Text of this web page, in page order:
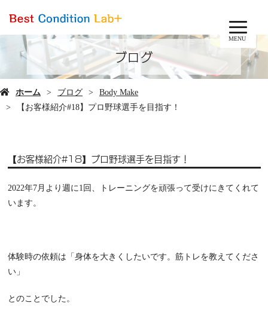
MENU
ブログ
ホーム ブログ
Body Make
【お客様紹介#18】プロ野球選手を目指す！
【お客様紹介#18】プロ野球選手を目指す！
2022年7月より週に1回、トレーニングを頑張って受けにきてくれて
います。
体験時の依頼は「身体を大きくしたいです。筋トレを教えてくださ
い」
とのことでした。